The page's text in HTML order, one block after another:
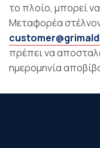
το πλοίο, μπορεί
Μεταφορέα
πρέπει να
ημερομηνία